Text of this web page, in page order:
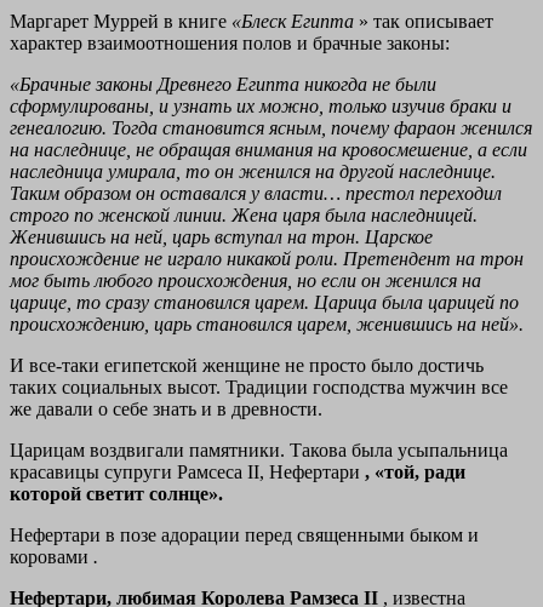
Маргарет Муррей в книге «Блеск Египта » так описывает
характер взаимоотношения полов и брачные законы:
«Брачные законы Древнего Египта никогда не были
сформулированы, и узнать их можно, только изучив браки и
генеалогию. Тогда становится ясным, почему фараон женился
на наследнице, не обращая внимания на кровосмешение, а если
наследница умирала, то он женился на другой наследнице.
Таким образом он оставался у власти… престол переходил
строго по женской линии. Жена царя была наследницей.
Женившись на ней, царь вступал на трон. Царское
происхождение не играло никакой роли. Претендент на трон
мог быть любого происхождения, но если он женился на
царице, то сразу становился царем. Царица была царицей по
происхождению, царь становился царем, женившись на ней».
И все-таки египетской женщине не просто было достичь
таких социальных высот. Традиции господства мужчин все
же давали о себе знать и в древности.
Царицам воздвигали памятники. Такова была усыпальница
красавицы супруги Рамсеса II, Нефертари , «той, ради
которой светит солнце».
Нефертари в позе адорации перед священными быком и
коровами .
Нефертари, любимая Королева Рамзеса II , известна